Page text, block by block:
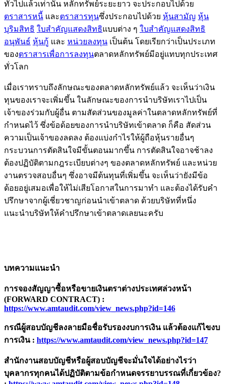
ทั่วไปแล้วเท่านั้น หลักทรัพย์ระยะยาว จะประกอบไปด้วย
ตราสารหนี้ และตราสารทุนซึ่งประกอบไปด้วย หุ้นสามัญ หุ้น
บุริมสิทธิ ใบสำคัญแสดงสิทธิแบบต่าง ๆ ใบสำคัญแสดงสิทธิ
อนุพันธ์ หุ้นกู้ และ หน่วยลงทุน เป็นต้น โดยเรียกว่าเป็นประเภท
ของตราสารเพื่อการลงทุนตลาดหลักทรัพย์มีอยู่แทบทุกประเทศ
ทั่วโลก
เมื่อเราทราบถึงลักษณะของตลาดหลักทรัพย์แล้ว จะเห็นว่าเงิน
ทุนของเราจะเพิ่มขึ้น ในลักษณะของการนำบริษัทเราไปเป็น
เจ้าของร่วมกับผู้อื่น ตามสัดส่วนของมูลค่าในตลาดหลักทรัพย์ที่
กำหนดไว้ ซึ่งข้อด้อยของการนำบริษัทเข้าตลาด ก็คือ สัดส่วน
ความเป็นเจ้าของลดลง ต้องแบ่งกำไรให้ผู้ถือหุ้นรายอื่นๆ
กระบวนการตัดสินใจมีขั้นตอนมากขึ้น การตัดสินใจอาจช้าลง
ต้องปฏิบัติตามกฎระเบียบต่างๆ ของตลาดหลักทรัพย์ และหน่วย
งานตรวจสอบอื่นๆ ซึ่งอาจมีต้นทุนที่เพิ่มขึ้น จะเห็นว่ายังมีข้อ
ด้อยอยู่เสมอเพื่อให้ไม่เสียโอกาสในการมาทำ และต้องได้รับคำ
ปรึกษาจากผู้เชี่ยวชาญก่อนนำเข้าตลาด ด้วยบริษัทที่หนึ่ง
แนะนำบริษัทให้คำปรึกษาเข้าตลาดเลยนะครับ
บทความแนะนำ
การจองสัญญาซื้อหรือขายเงินตราต่างประเทศล่วงหน้า
(FORWARD CONTRACT) :
https://www.amtaudit.com/view_news.php?id=146
กรณีผู้สอบบัญชีลงลายมือชื่อรับรองงบการเงิน แล้วต้องแก้ไขงบ
การเงิน : https://www.amtaudit.com/view_news.php?id=147
สำนักงานสอบบัญชีหรือผู้สอบบัญชีจะมั่นใจได้อย่างไรว่า
บุคลากรทุกคนได้ปฏิบัติตามข้อกำหนดจรรยาบรรณที่เกี่ยวข้อง?